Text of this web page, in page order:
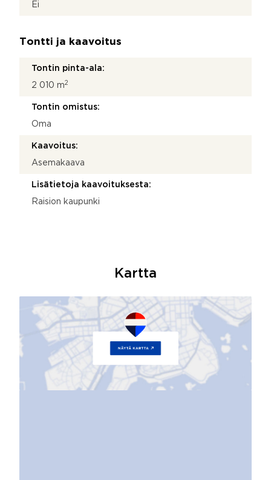
Ei
Tontti ja kaavoitus
Tontin pinta-ala:
2 010 m2
Tontin omistus:
Oma
Kaavoitus:
Asemakaava
Lisätietoja kaavoituksesta:
Raision kaupunki
Kartta